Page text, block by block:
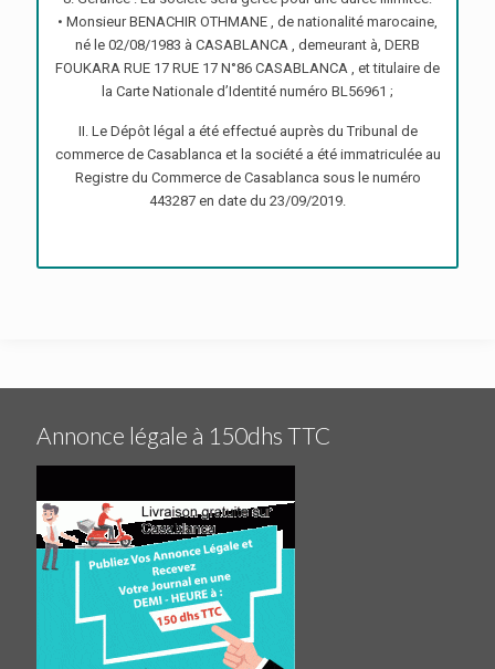
• Monsieur BENACHIR OTHMANE , de nationalité marocaine,
né le 02/08/1983 à CASABLANCA , demeurant à, DERB
FOUKARA RUE 17 RUE 17 N°86 CASABLANCA , et titulaire de
la Carte Nationale d’Identité numéro BL56961 ;
II. Le Dépôt légal a été effectué auprès du Tribunal de
commerce de Casablanca et la société a été immatriculée au
Registre du Commerce de Casablanca sous le numéro
443287 en date du 23/09/2019.
Annonce légale à 150dhs TTC